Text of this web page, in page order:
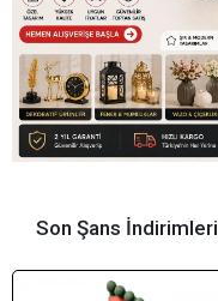
Son Şans İndirimleri